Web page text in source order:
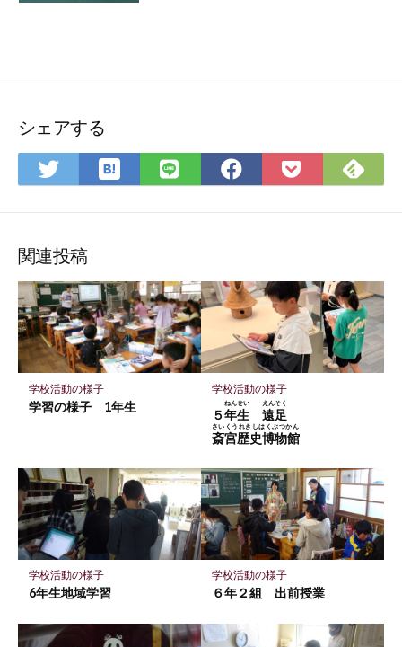
シェアする
Twitter
で
ア
は
て
ク
マ
ー
ク
に
存
LINE
で
Facebook
で
Pocket
に
で
関連投稿
学校活動の様子
学習の様子 1年生
学校活動の様子
５年生
ねんせい
遠足
えんそく
斎宮歴史博物館
さいくうれきしはくぶつかん
学校活動の様子
6年生地域学習
学校活動の様子
６年２組 出前授業